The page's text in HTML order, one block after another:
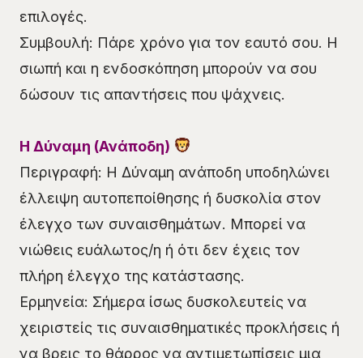
επιλογές.
Συμβουλή: Πάρε χρόνο για τον εαυτό σου. Η
σιωπή και η ενδοσκόπηση μπορούν να σου
δώσουν τις απαντήσεις που ψάχνεις.
Η Δύναμη (Ανάποδη)
Περιγραφή: Η Δύναμη ανάποδη υποδηλώνει
έλλειψη αυτοπεποίθησης ή δυσκολία στον
έλεγχο των συναισθημάτων. Μπορεί να
νιώθεις ευάλωτος/η ή ότι δεν έχεις τον
πλήρη έλεγχο της κατάστασης.
Ερμηνεία: Σήμερα ίσως δυσκολευτείς να
χειριστείς τις συναισθηματικές προκλήσεις ή
να βρεις το θάρρος να αντιμετωπίσεις μια